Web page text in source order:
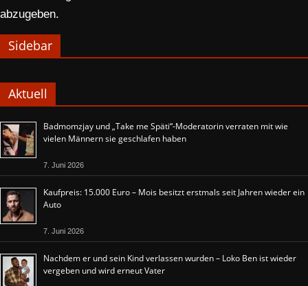
abzugeben.
Sidebar
Aktuell
Badmomzjay und „Take me Späti“-Moderatorin verraten mit wie
vielen Männern sie geschlafen haben
7. Juni 2026
Kaufpreis: 15.000 Euro – Mois besitzt erstmals seit Jahren wieder ein
Auto
7. Juni 2026
Nachdem er und sein Kind verlassen wurden – Loko Ben ist wieder
vergeben und wird erneut Vater